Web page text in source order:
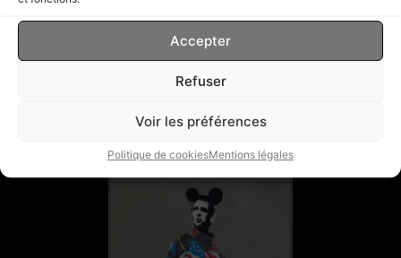
Accepter
Refuser
Voir les préférences
Politique de cookiesMentions légales
Publications